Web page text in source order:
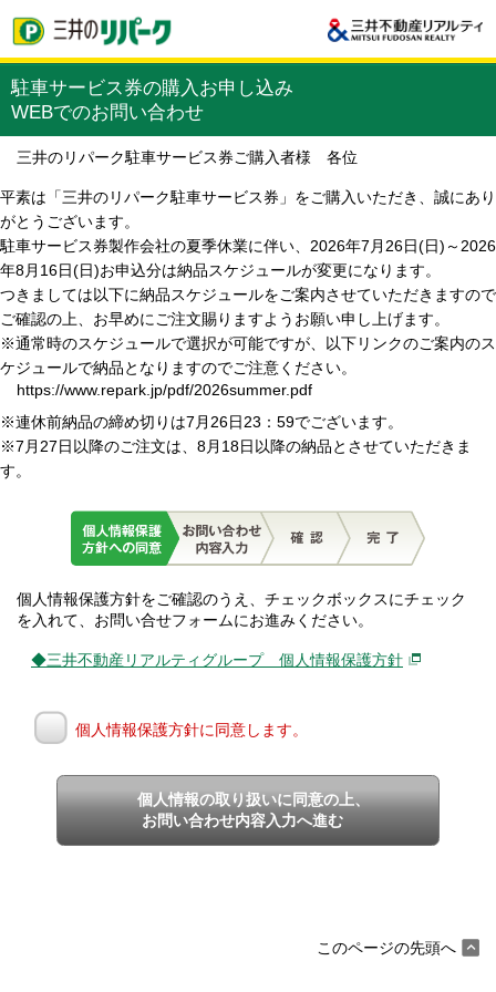
駐車サービス券の購入お申し込み
WEBでのお問い合わせ
三井のリパーク駐車サービス券ご購入者様 各位
平素は「三井のリパーク駐車サービス券」をご購入いただき、誠にあり
がとうございます。
駐車サービス券製作会社の夏季休業に伴い、2026年7月26日(日)～2026
年8月16日(日)お申込分は納品スケジュールが変更になります。
つきましては以下に納品スケジュールをご案内させていただきますので
ご確認の上、お早めにご注文賜りますようお願い申し上げます。
※通常時のスケジュールで選択が可能ですが、以下リンクのご案内のス
ケジュールで納品となりますのでご注意ください。
https://www.repark.jp/pdf/2026summer.pdf
※連休前納品の締め切りは7月26日23：59でございます。
※7月27日以降のご注文は、8月18日以降の納品とさせていただきま
す。
個人情報保護方針をご確認のうえ、チェックボックスにチェック
を入れて、お問い合せフォームにお進みください。
◆三井不動産リアルティグループ 個人情報保護方針
個人情報保護方針に同意します。
個人情報の取り扱いに同意の上、
お問い合わせ内容入力へ進む
このページの先頭へ